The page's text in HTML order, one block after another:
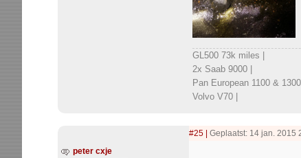
GL500 73k miles |
2x Saab 9000 |
Pan European 1100 & 1300 |
Volvo V70 |
peter cxje
#25 Geplaatst: 14 jan. 2015